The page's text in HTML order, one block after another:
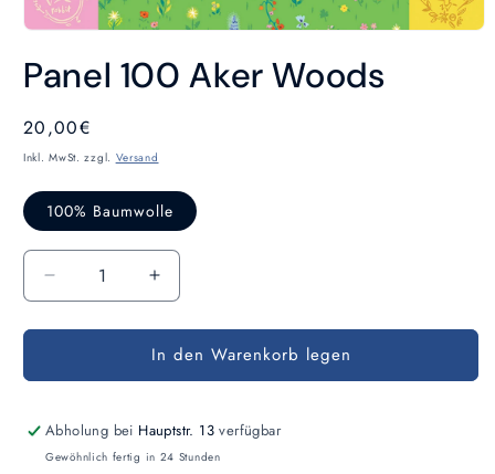
in
Modal
Panel 100 Aker Woods
Normaler
Preis
20,00€
Inkl. MwSt. zzgl. Versand
100% Baumwolle
Anzahl
Verringere
die
Menge
Panel
Aker
Woods
Erhöhe
die
Menge
für
Panel
Aker
Woods
In den Warenkorb legen
Abholung bei Hauptstr. 13 verfügbar
Gewöhnlich fertig in 24 Stunden